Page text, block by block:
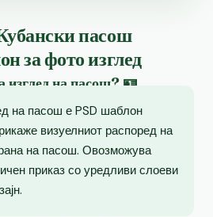
пасош
за фото изглед
на пасош? 🪪
на пасош е PSD шаблон
визуелниот распоред на
на пасош. Овозможува
приказ со уредливи слоеви